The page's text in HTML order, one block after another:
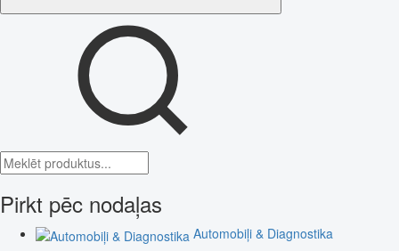
Pirkt pēc nodaļas
Automobiļi & Diagnostika